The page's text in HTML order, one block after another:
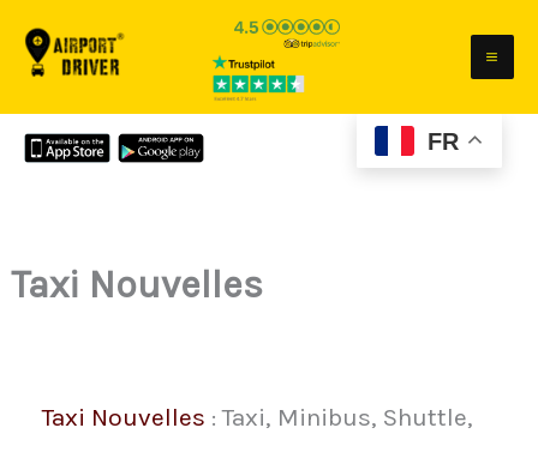
FR
Taxi Nouvelles
Taxi Nouvelles : Taxi, Minibus, Shuttle,